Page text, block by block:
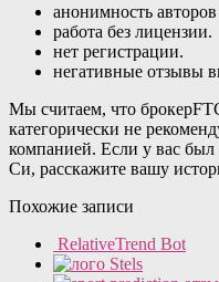
анонимность авторов
работа без лицензии.
нет регистрации.
негативные отзывы
Мы считаем, что
категорически не
компанией. Если у вас
Си, расскажите вашу
Похожие записи
RelativeTrend Bot
Stels